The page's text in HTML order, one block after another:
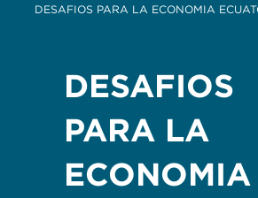
DESAFIOS PARA LA ECONOMIA
DESAFIOS
PARA LA
ECONOMIA